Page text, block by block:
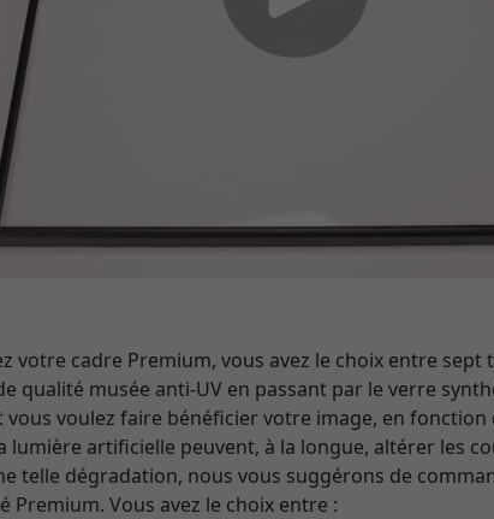
votre cadre Premium, vous avez le choix entre
qualité musée anti-UV en passant par le verre
voulez faire bénéficier votre image, en fonction
lumière artificielle peuvent, à la longue, altérer les
telle dégradation, nous vous suggérons de
Premium. Vous avez le choix entre :